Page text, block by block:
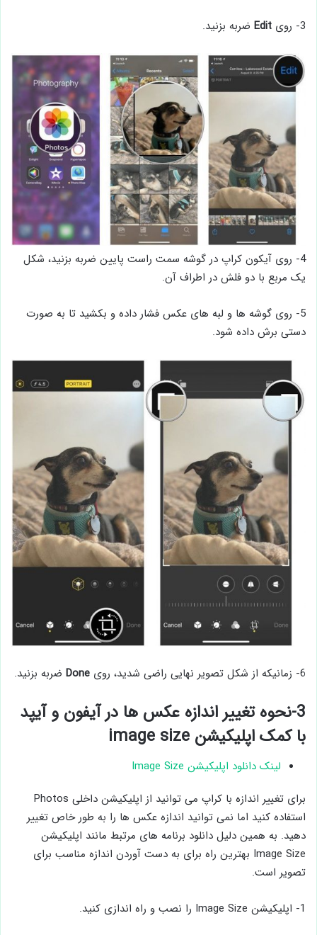
3- روی Edit ضربه بزنید.
4- روی آیکون کراپ در گوشه سمت راست پایین ضربه بزنید، شکل
یک مربع با دو فلش در اطراف آن.
5- روی گوشه ها و لبه های عکس فشار داده و بکشید تا به صورت
دستی برش داده شود.
6- زمانیکه از شکل تصویر نهایی راضی شدید، روی Done ضربه بزنید.
3-نحوه تغییر اندازه عکس ها در آیفون و آیپد
با کمک اپلیکیشن image size
لینک دانلود اپلیکیشن Image Size
برای تغییر اندازه با کراپ می توانید از اپلیکیشن داخلی Photos
استفاده کنید اما نمی توانید اندازه عکس ها را به طور خاص تغییر
دهید. به همین دلیل دانلود برنامه های مرتبط مانند اپلیکیشن
Image Size بهترین راه برای به دست آوردن اندازه مناسب برای
تصویر است.
1- اپلیکیشن Image Size را نصب و راه اندازی کنید.